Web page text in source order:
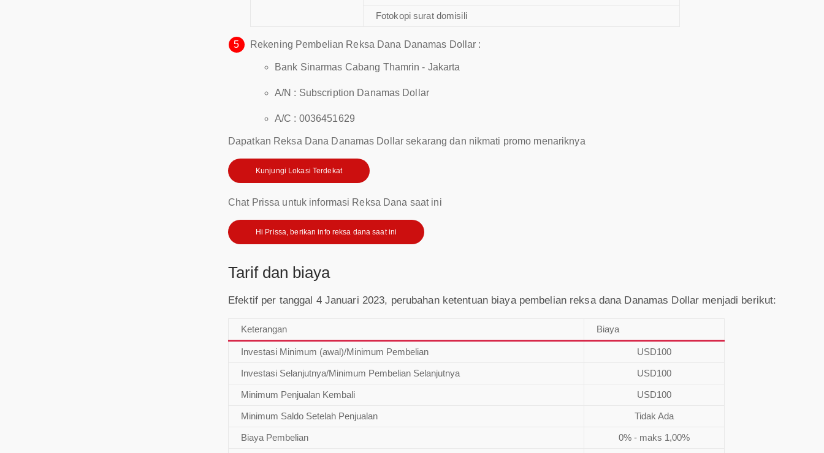
Fotokopi surat domisili
5 Rekening Pembelian Reksa Dana Danamas Dollar :
Bank Sinarmas Cabang Thamrin - Jakarta
A/N : Subscription Danamas Dollar
A/C : 0036451629
Dapatkan Reksa Dana Danamas Dollar sekarang dan nikmati promo menariknya
Kunjungi Lokasi Terdekat
Chat Prissa untuk informasi Reksa Dana saat ini
Hi Prissa, berikan info reksa dana saat ini
Tarif dan biaya
Efektif per tanggal 4 Januari 2023, perubahan ketentuan biaya pembelian reksa dana Danamas Dollar menjadi berikut:
Keterangan Biaya
Investasi Minimum (awal)/Minimum Pembelian USD100
Investasi Selanjutnya/Minimum Pembelian Selanjutnya USD100
Minimum Penjualan Kembali USD100
Minimum Saldo Setelah Penjualan Tidak Ada
Biaya Pembelian 0% - maks 1,00%